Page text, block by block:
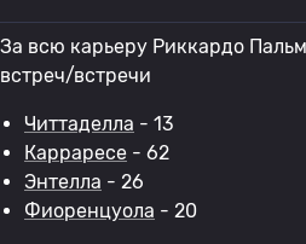
За всю карьеру Риккардо
встреч/встречи
Читтаделла - 13
Карраресе - 62
Энтелла - 26
Фиоренцуола - 20